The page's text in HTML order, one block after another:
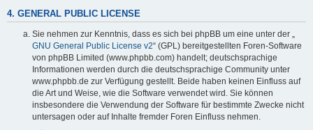
4. GENERAL PUBLIC LICENSE
Sie nehmen zur Kenntnis, dass es sich bei phpBB um eine unter der „
GNU General Public License v2“ (GPL) bereitgestellten Foren-Software
von phpBB Limited (www.phpbb.com) handelt; deutschsprachige
Informationen werden durch die deutschsprachige Community unter
www.phpbb.de zur Verfügung gestellt. Beide haben keinen Einfluss auf
die Art und Weise, wie die Software verwendet wird. Sie können
insbesondere die Verwendung der Software für bestimmte Zwecke nicht
untersagen oder auf Inhalte fremder Foren Einfluss nehmen.